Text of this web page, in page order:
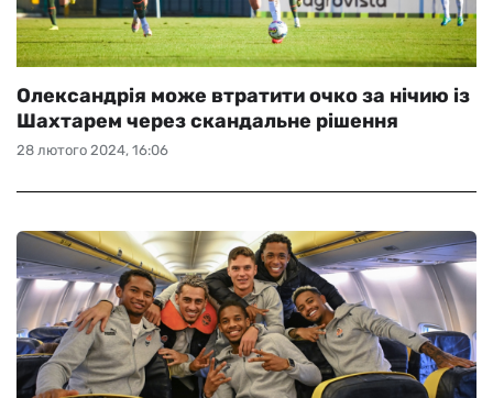
28 лютого 2024, 16:06
Олександрія може втратити очко за нічию із
Шахтарем через скандальне рішення